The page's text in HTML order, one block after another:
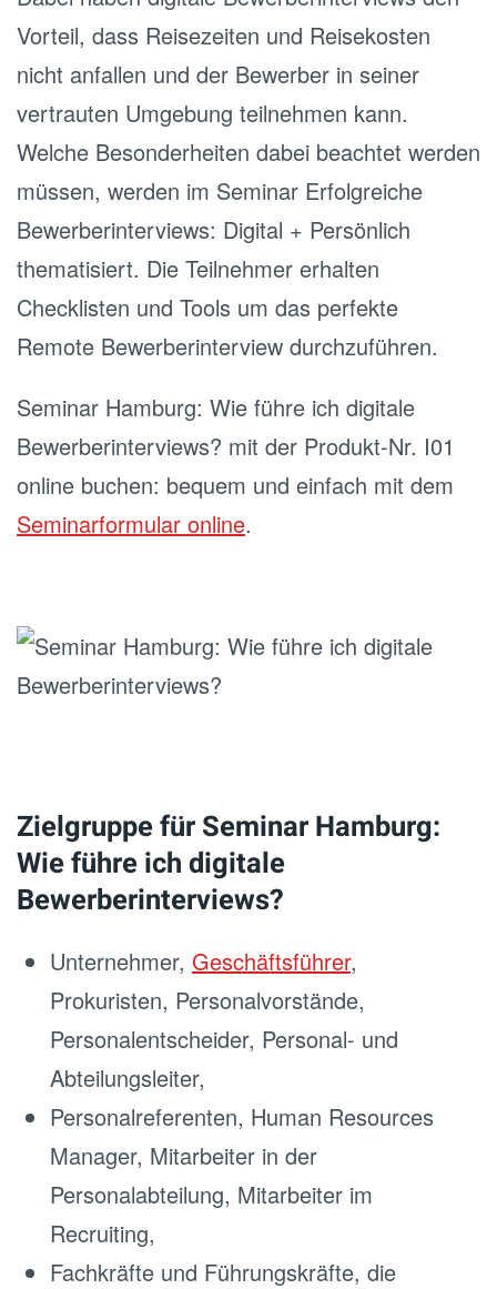
Vorteil, dass Reisezeiten und Reisekosten
nicht anfallen und der Bewerber in seiner
vertrauten Umgebung teilnehmen kann.
Welche Besonderheiten dabei beachtet werden
müssen, werden im Seminar Erfolgreiche
Bewerberinterviews: Digital + Persönlich
thematisiert. Die Teilnehmer erhalten
Checklisten und Tools um das perfekte
Remote Bewerberinterview durchzuführen.
Seminar Hamburg: Wie führe ich digitale
Bewerberinterviews? mit der Produkt-Nr. I01
online buchen: bequem und einfach mit dem
Seminarformular online.
Zielgruppe für Seminar Hamburg:
Wie führe ich digitale
Bewerberinterviews?
Unternehmer, Geschäftsführer,
Prokuristen, Personalvorstände,
Personalentscheider, Personal- und
Abteilungsleiter,
Personalreferenten, Human Resources
Manager, Mitarbeiter in der
Personalabteilung, Mitarbeiter im
Recruiting,
Fachkräfte und Führungskräfte, die